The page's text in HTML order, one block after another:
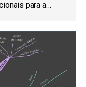
para a…